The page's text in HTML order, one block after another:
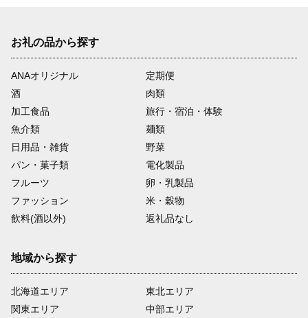
お礼の品から探す
ANAオリジナル
定期便
酒
肉類
加工食品
旅行・宿泊・体験
魚介類
麺類
日用品・雑貨
野菜
パン・菓子類
電化製品
フルーツ
卵・乳製品
ファッション
米・穀物
飲料(酒以外)
返礼品なし
地域から探す
北海道エリア
関東エリア
東北エリア
中部エリア